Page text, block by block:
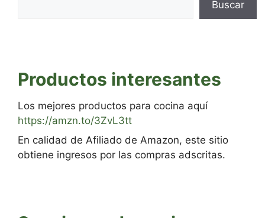
Buscar
Productos interesantes
Los mejores productos para cocina aquí
https://amzn.to/3ZvL3tt
En calidad de Afiliado de Amazon, este sitio
obtiene ingresos por las compras adscritas.